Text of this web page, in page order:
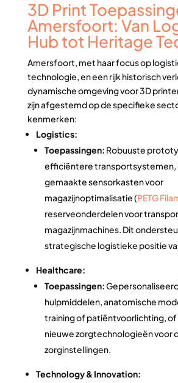
3D Print
Amersfoort: Van
Hub tot Heritage
Amersfoort, met haar focus op
technologie, en een rijk historisch
dynamische omgeving voor 3D
zijn afgestemd op de specifieke
kenmerken:
Logistics:
Toepassingen: Robuuste
efficiëntere transportsystemen,
gemaakte sensorkasten voor
magazijnoptimalisatie (PETG
reserveonderdelen voor
magazijnmachines. Dit
strategische logistieke positie
Healthcare:
Toepassingen:
hulpmiddelen, anatomische
training of patiëntvoorlichting,
nieuwe zorgtechnologieën voor
zorginstellingen.
Technology & Innovation: